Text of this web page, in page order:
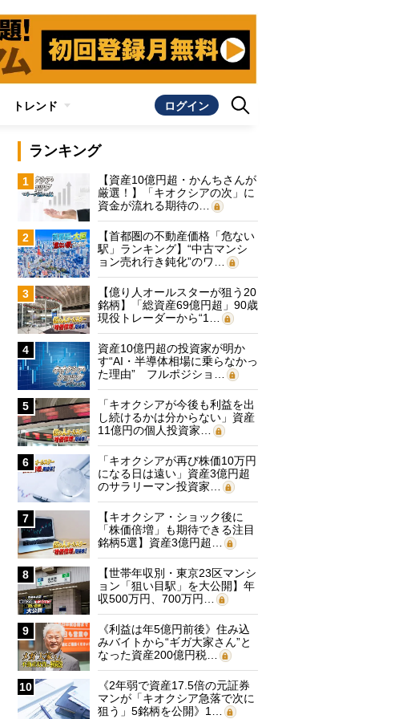
トレンド ログイン
ランキング
1
【資産10億円超・かんちさんが
厳選！】「キオクシアの次」に
資金が流れる期待の…
2
【首都圏の不動産価格「危ない
駅」ランキング】“中古マンシ
ョン売れ行き鈍化”のワ…
3
【億り人オールスターが狙う20
銘柄】「総資産69億円超」90歳
現役トレーダーから“1…
4
資産10億円超の投資家が明か
す“AI・半導体相場に乗らなかっ
た理由” フルポジショ…
5
「キオクシアが今後も利益を出
し続けるかは分からない」資産
11億円の個人投資家…
6
「キオクシアが再び株価10万円
になる日は遠い」資産3億円超
のサラリーマン投資家…
7
【キオクシア・ショック後に
「株価倍増」も期待できる注目
銘柄5選】資産3億円超…
8
【世帯年収別・東京23区マンシ
ョン「狙い目駅」を大公開】年
収500万円、700万円…
9
《利益は年5億円前後》住み込
みバイトから“ギガ大家さん”と
なった資産200億円税…
10
《2年弱で資産17.5倍の元証券
マンが「キオクシア急落で次に
狙う」5銘柄を公開》1…